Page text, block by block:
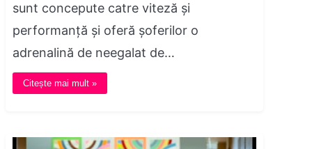
sunt concepute catre viteză și
performanță și oferă șoferilor o
adrenalină de neegalat de…
Citește mai mult »